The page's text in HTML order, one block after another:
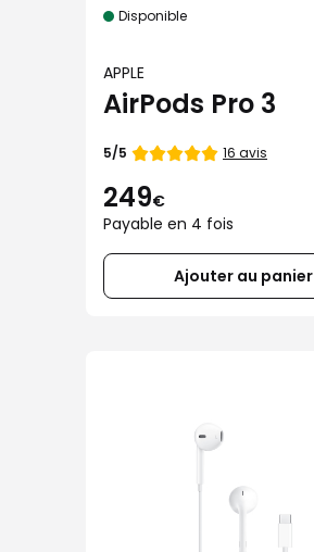
Disponible
APPLE
AirPods Pro 3
Note
5/5 16 avis
249€
Payable en 4 fois
Ajouter au panier